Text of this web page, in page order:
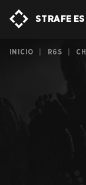
STRAFE
INICIO R6S